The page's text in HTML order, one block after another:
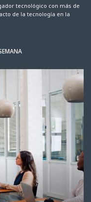
tecnológico con más de
de la tecnología en la